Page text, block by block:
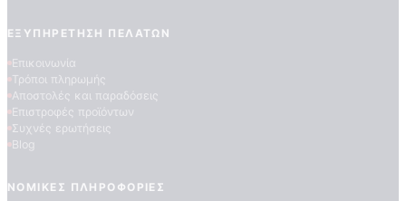
ΠΟΙΟΤΗΤΕΣ ΤΑΠΕΤΣΑΡΙΩΝ
ΕΞΥΠΗΡΈΤΗΣΗ ΠΕΛΑΤΏΝ
Επικοινωνία
Τρόποι πληρωμής
Αποστολές και παραδόσεις
Επιστροφές προϊόντων
Συχνές ερωτήσεις
Blog
ΝΟΜΙΚΈΣ ΠΛΗΡΟΦΟΡΊΕΣ